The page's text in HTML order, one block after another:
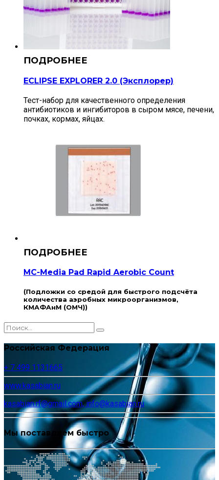
ECLIPSE EXPLORER 2.0 (Эксплорер)
Тест-набор для качественного определения
антибиотиков и ингибиторов в сыром мясе, печени,
почках, кормах, яйцах.
MC-Media Pad Rapid Aerobic Count
(Подложки со средой для быстрого подсчёта
количества аэробных микроорганизмов,
КМАФАнМ (ОМЧ))
Российская Федерация
+ 7 499 1131665
www.kasabian.ru
kasabian.rf@gmail.com, info@kasabian.ru
Мы поставляем быстро